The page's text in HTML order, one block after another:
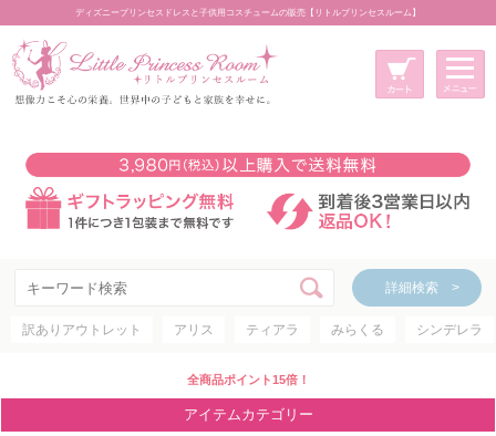
ディズニープリンセスドレスと子供用コスチュームの販売【リトルプリンセスルーム】
詳細検索 >
訳ありアウトレット アリス ティアラ みらくる シンデレラ
全商品ポイント15倍！
アイテムカテゴリー
新規会員登録
マイページ
カート
詳細検索 >
アイテムカテゴリー
ディズニープリンセス
ディズニキャラクター